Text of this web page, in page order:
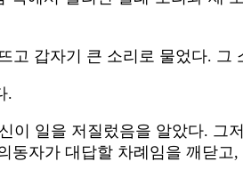
고 갑자기 큰 소리로 물었다.
.
이 일을 저질렀음을 알았다.
동자가 대답할 차례임을 깨닫